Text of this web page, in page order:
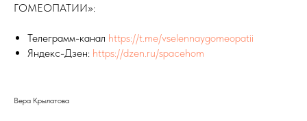
ГОМЕОПАТИИ»:
Телеграмм-канал https://t.me/vselennaygomeopatii
Яндекс-Дзен: https://dzen.ru/spacehom
Вера Крылатова